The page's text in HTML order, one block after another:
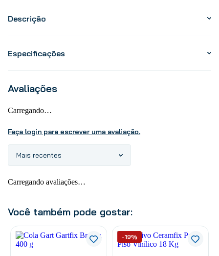
Descrição
Especificações
Avaliações
Carregando…
Faça login para escrever uma avaliação.
Mais recentes
Carregando avaliações…
Você também pode gostar:
-19%